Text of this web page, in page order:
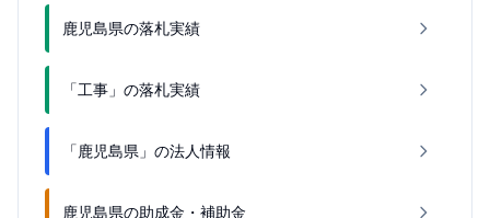
鹿児島県の落札実績
「工事」の落札実績
「鹿児島県」の法人情報
鹿児島県の助成金・補助金